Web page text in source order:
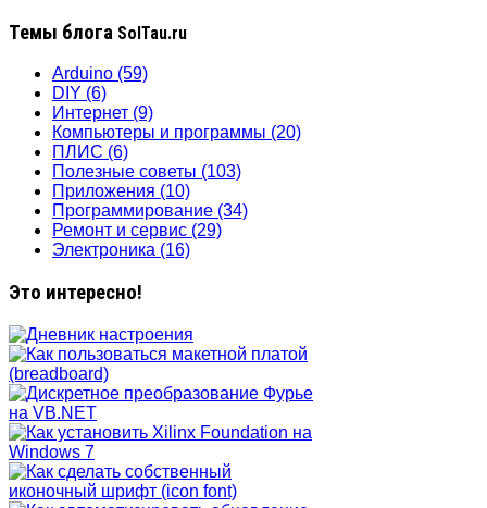
Темы блога SolTau.ru
Arduino (59)
DIY (6)
Интернет (9)
Компьютеры и программы (20)
ПЛИС (6)
Полезные советы (103)
Приложения (10)
Программирование (34)
Ремонт и сервис (29)
Электроника (16)
Это интересно!